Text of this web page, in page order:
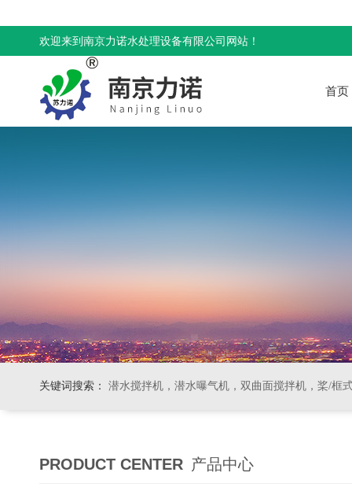
欢迎来到南京力诺水处理设备有限公司网站！
首页
关键词搜索： 潜水搅拌机，潜水曝气机，双曲面搅拌机，桨/框式搅拌
PRODUCT CENTER 产品中心